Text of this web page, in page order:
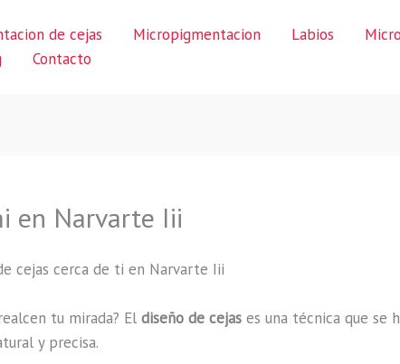
de cejas Micropigmentacion Labios
Contacto
en Narvarte Iii
cejas cerca de ti en Narvarte Iii
tu mirada? El diseño de cejas es una técnica que se
y precisa.